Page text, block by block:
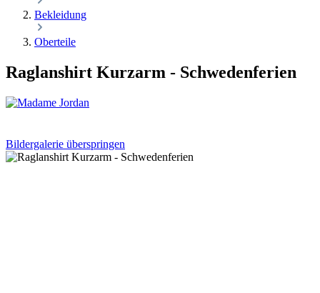
Bekleidung
Oberteile
Raglanshirt Kurzarm - Schwedenferien
Bildergalerie überspringen